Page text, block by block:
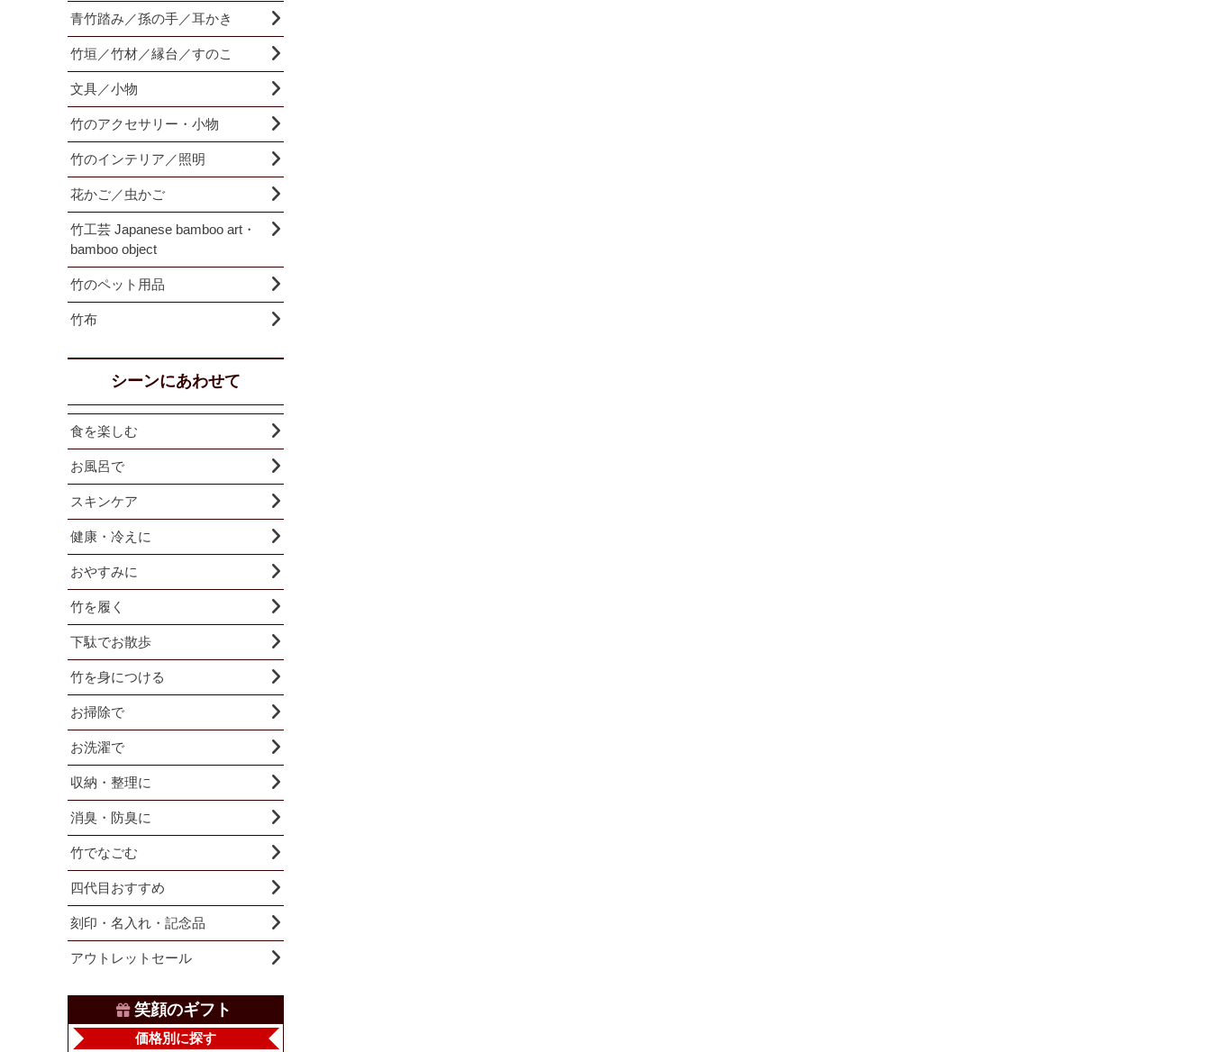
青竹踏み／孫の手／耳かき
竹垣／竹材／縁台／すのこ
文具／小物
竹のアクセサリー・小物
竹のインテリア／照明
花かご／虫かご
竹工芸 Japanese bamboo art・
bamboo object
竹のペット用品
竹布
シーンにあわせて
食を楽しむ
お風呂で
スキンケア
健康・冷えに
おやすみに
竹を履く
下駄でお散歩
竹を身につける
お掃除で
お洗濯で
収納・整理に
消臭・防臭に
竹でなごむ
四代目おすすめ
刻印・名入れ・記念品
アウトレットセール
笑顔のギフト
価格別に探す